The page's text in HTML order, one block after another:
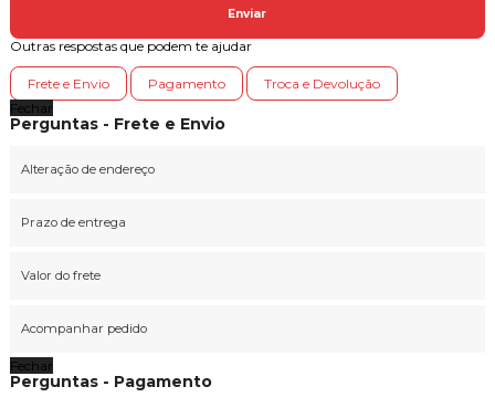
Enviar
Outras respostas que podem te ajudar
Frete e Envio Pagamento
Troca e Devolução
Fechar
Perguntas - Frete e Envio
Alteração de endereço
Prazo de entrega
Valor do frete
Acompanhar pedido
Fechar
Perguntas - Pagamento